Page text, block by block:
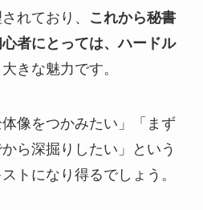
れており、
これから秘書
者にとっては、ハードル
きな魅力です。
体像をつかみたい」「まず
ら深掘りしたい」という
トになり得るでしょう。